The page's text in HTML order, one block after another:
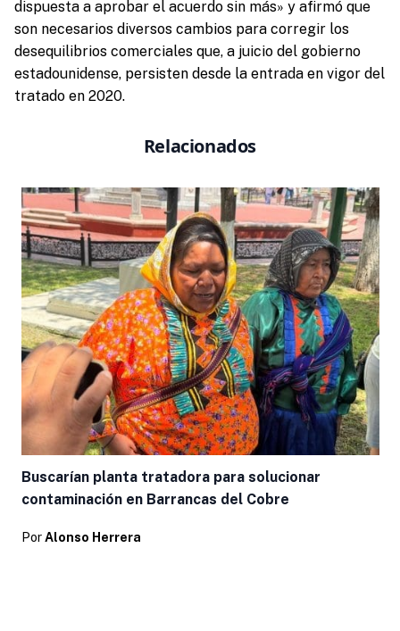
dispuesta a aprobar el acuerdo sin más» y afirmó que
son necesarios diversos cambios para corregir los
desequilibrios comerciales que, a juicio del gobierno
estadounidense, persisten desde la entrada en vigor del
tratado en 2020.
Relacionados
Buscarían planta tratadora para solucionar
contaminación en Barrancas del Cobre
Por Alonso Herrera